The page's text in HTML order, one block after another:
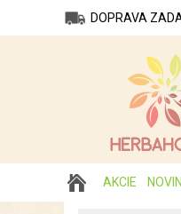
DOPRAVA
AKCIE